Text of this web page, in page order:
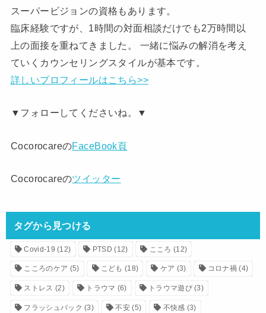
スーパービジョンの資格もあります。
臨床経験ですが、1時間の対面相談だけでも2万時間以
上の面接を重ねてきました。 一緒に悩みの解消を考え
ていくカウンセリングスタイルが基本です。
詳しいプロフィールはこちら>>
▼フォローしてくださいね。▼
CocorocareのFaceBook頁
Cocorocareのツイッター
タグから見つける
Covid-19 (12) PTSD (12) こころ (12)
こころのケア (5) こども (18) ケア (3) コロナ禍 (4)
ストレス (2) トラウマ (6) トラウマ遊び(3)
フラッシュバック (3) 不安 (5) 不快感 (3)